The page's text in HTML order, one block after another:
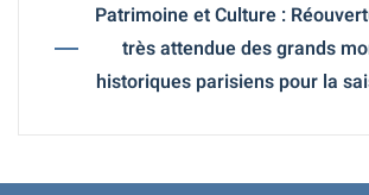
Patrimoine et Culture :
très attendue des grands
historiques parisiens pour la